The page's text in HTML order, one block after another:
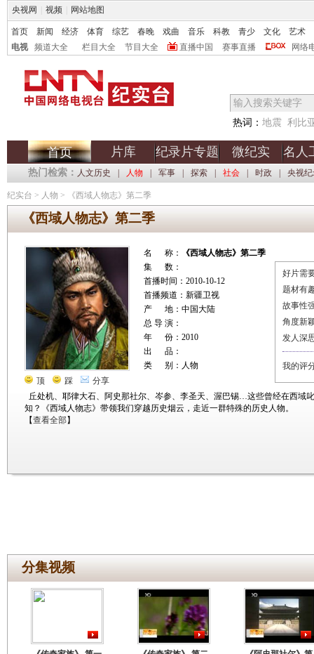
央视网 视频 网站地图
首页 新闻 经济 体育 综艺 春晚 戏曲 音乐 科教 青少 文化
艺术
电视
频道大全 栏目大全 节目大全 直播中国 赛事直播 网络
热词： 地震 利比
首页 片库 纪录片专题 微纪实 名人
热门检索： 人文历史 人物 军事 探索 社会 时政 央视
纪实台 > 人物 > 《西域人物志》第二季
《西域人物志》第二季
顶 踩 分享
名 称：
《西域人物志》第二季
集 数：
首播时间：2010-10-12
首播频道：新疆卫视
产 地：中国大陆
总 导 演：
年 份：2010
出 品：
类 别：人物
丘处机、耶律大石、阿史那社尔、岑参、李圣天、渥巴锡…这些曾经在西域
知？《西域人物志》带领我们穿越历史烟云，走近一群特殊的历史人物。
【查看全部】
好片需
题材有
故事性
角度新
发人深
我的评
分集视频